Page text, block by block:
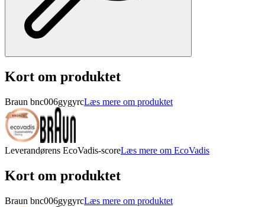
Kort om produktet
Braun bnc006gygyrcLæs mere om produktet
Leverandørens EcoVadis-scoreLæs mere om EcoVadis
Kort om produktet
Braun bnc006gygyrcLæs mere om produktet